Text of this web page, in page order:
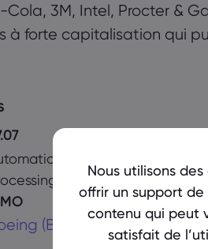
3M, Intel, Procter &
à forte capitalisation qui
Data
(ADP)
(BA)
PMO
Nous utilisons
offrir un support
contenu qui peut
satisfait de